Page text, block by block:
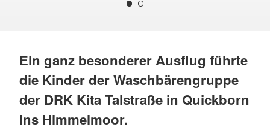
Ein ganz besonderer Ausflug führte
die Kinder der Waschbärengruppe
der DRK Kita Talstraße in Quickborn
ins Himmelmoor.